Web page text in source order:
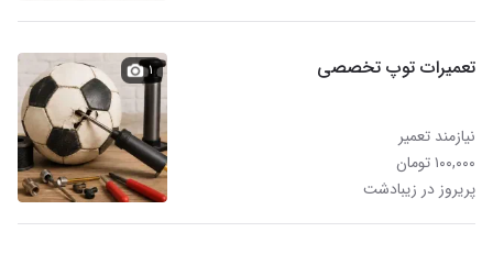
تعمیرات توپ تخصصی
نیازمند تعمیر
۱۰۰,۰۰۰ تومان
پریروز در زیبادشت
۱